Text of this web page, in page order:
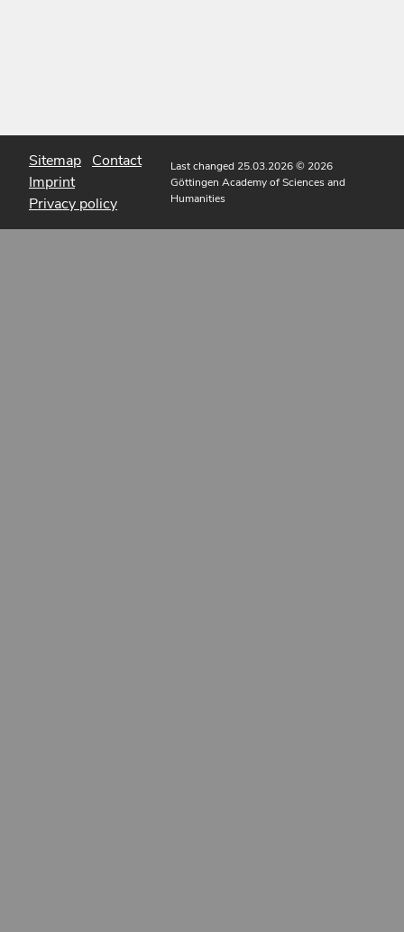
Sitemap Contact
Imprint
Privacy policy
Last changed 25.03.2026© 2026
Göttingen Academy of Sciences and
Humanities